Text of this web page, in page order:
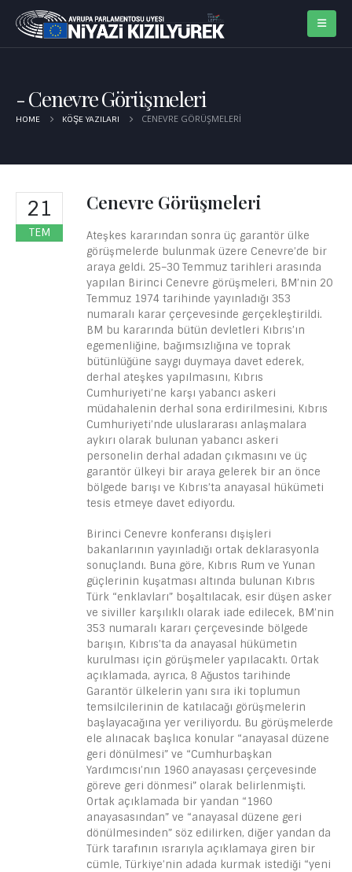
Cenevre Görüşmeleri
HOME KÖŞE YAZILARI CENEVRE GÖRÜŞMELERI
21
TEM
Cenevre Görüşmeleri
Ateşkes kararından sonra üç garantör ülke
görüşmelerde bulunmak üzere Cenevre’de bir
araya geldi. 25–30 Temmuz tarihleri arasında
yapılan Birinci Cenevre görüşmeleri, BM’nin 20
Temmuz 1974 tarihinde yayınladığı 353
numaralı karar çerçevesinde gerçekleştirildi.
BM bu kararında bütün devletleri Kıbrıs’ın
egemenliğine, bağımsızlığına ve toprak
bütünlüğüne saygı duymaya davet ederek,
derhal ateşkes yapılmasını, Kıbrıs
Cumhuriyeti’ne karşı yabancı askeri
müdahalenin derhal sona erdirilmesini, Kıbrıs
Cumhuriyeti’nde uluslararası anlaşmalara
aykırı olarak bulunan yabancı askeri
personelin derhal adadan çıkmasını ve üç
garantör ülkeyi bir araya gelerek bir an önce
bölgede barışı ve Kıbrıs’ta anayasal hükümeti
tesis etmeye davet ediyordu.
Birinci Cenevre konferansı dışişleri
bakanlarının yayınladığı ortak deklarasyonla
sonuçlandı. Buna göre, Kıbrıs Rum ve Yunan
güçlerinin kuşatması altında bulunan Kıbrıs
Türk “enklavları” boşaltılacak, esir düşen asker
ve siviller karşılıklı olarak iade edilecek, BM’nin
353 numaralı kararı çerçevesinde bölgede
barışın, Kıbrıs’ta da anayasal hükümetin
kurulması için görüşmeler yapılacaktı. Ortak
açıklamada, ayrıca, 8 Ağustos tarihinde
Garantör ülkelerin yanı sıra iki toplumun
temsilcilerinin de katılacağı görüşmelerin
başlayacağına yer veriliyordu. Bu görüşmelerde
ele alınacak başlıca konular “anayasal düzene
geri dönülmesi” ve “Cumhurbaşkan
Yardımcısı’nın 1960 anayasası çerçevesinde
göreve geri dönmesi” olarak belirlenmişti.
Ortak açıklamada bir yandan “1960
anayasasından” ve “anayasal düzene geri
dönülmesinden” söz edilirken, diğer yandan da
Türk tarafının ısrarıyla açıklamaya giren bir
cümle, Türkiye’nin adada kurmak istediği “yeni